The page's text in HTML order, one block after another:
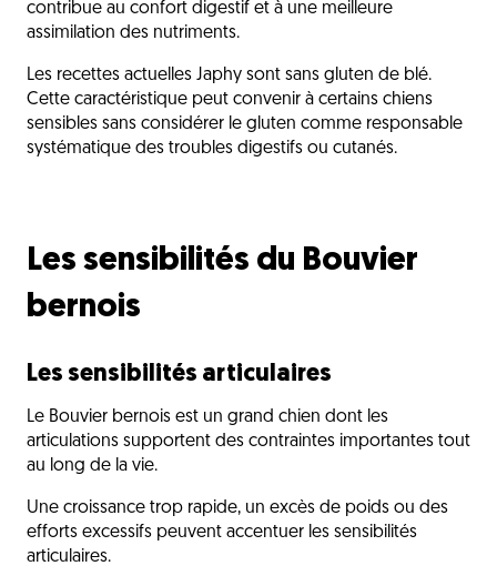
contribue au confort digestif et à une meilleure
assimilation des nutriments.
Les recettes actuelles Japhy sont sans gluten de blé.
Cette caractéristique peut convenir à certains chiens
sensibles sans considérer le gluten comme responsable
systématique des troubles digestifs ou cutanés.
Les sensibilités du Bouvier
bernois
Les sensibilités articulaires
Le Bouvier bernois est un grand chien dont les
articulations supportent des contraintes importantes tout
au long de la vie.
Une croissance trop rapide, un excès de poids ou des
efforts excessifs peuvent accentuer les sensibilités
articulaires.